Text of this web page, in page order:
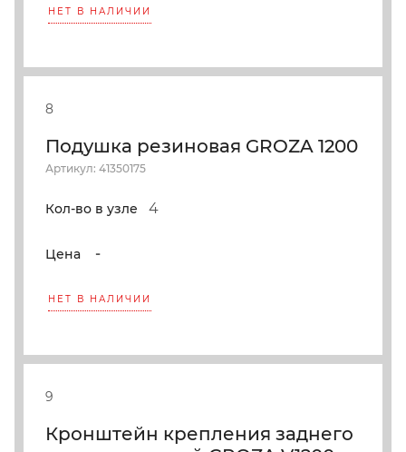
НЕТ В НАЛИЧИИ
8
Подушка резиновая GROZA 1200
Артикул: 41350175
Кол-во в узле 4
Цена -
НЕТ В НАЛИЧИИ
9
Кронштейн крепления заднего